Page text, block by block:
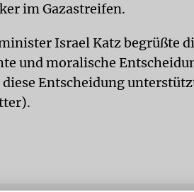
im Gazastreifen.
Israel Katz begrüßte
und moralische
Entscheidung